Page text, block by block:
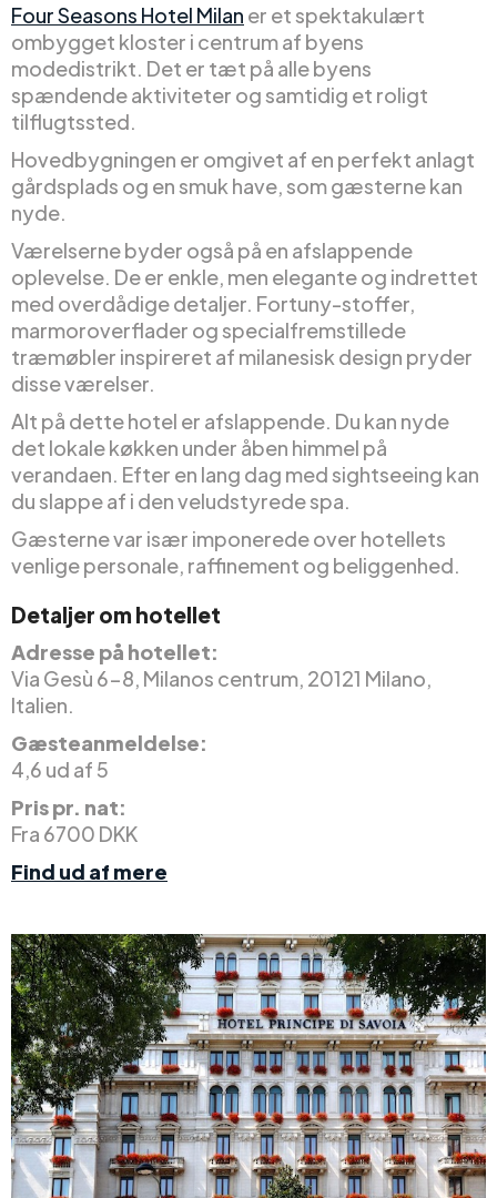
Four Seasons Hotel Milan er et spektakulært
ombygget kloster i centrum af byens
modedistrikt. Det er tæt på alle byens
spændende aktiviteter og samtidig et roligt
tilflugtssted.
Hovedbygningen er omgivet af en perfekt anlagt
gårdsplads og en smuk have, som gæsterne kan
nyde.
Værelserne byder også på en afslappende
oplevelse. De er enkle, men elegante og indrettet
med overdådige detaljer. Fortuny-stoffer,
marmoroverflader og specialfremstillede
træmøbler inspireret af milanesisk design pryder
disse værelser.
Alt på dette hotel er afslappende. Du kan nyde
det lokale køkken under åben himmel på
verandaen. Efter en lang dag med sightseeing kan
du slappe af i den veludstyrede spa.
Gæsterne var især imponerede over hotellets
venlige personale, raffinement og beliggenhed.
Detaljer om hotellet
Adresse på hotellet:
Via Gesù 6-8, Milanos centrum, 20121 Milano,
Italien.
Gæsteanmeldelse:
4,6 ud af 5
Pris pr. nat:
Fra 6700 DKK
Find ud af mere